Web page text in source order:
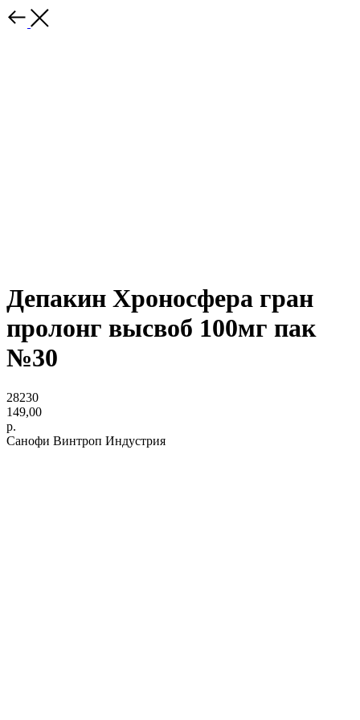
Депакин Хроносфера гран
пролонг высвоб 100мг пак
№30
28230
149,00
р.
Санофи Винтроп Индустрия